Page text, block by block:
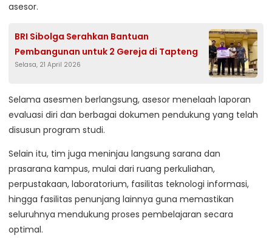
asesor.
BRI Sibolga Serahkan Bantuan
Pembangunan untuk 2 Gereja di Tapteng
Selasa, 21 April 2026
Selama asesmen berlangsung, asesor menelaah laporan
evaluasi diri dan berbagai dokumen pendukung yang telah
disusun program studi.
Selain itu, tim juga meninjau langsung sarana dan
prasarana kampus, mulai dari ruang perkuliahan,
perpustakaan, laboratorium, fasilitas teknologi informasi,
hingga fasilitas penunjang lainnya guna memastikan
seluruhnya mendukung proses pembelajaran secara
optimal.